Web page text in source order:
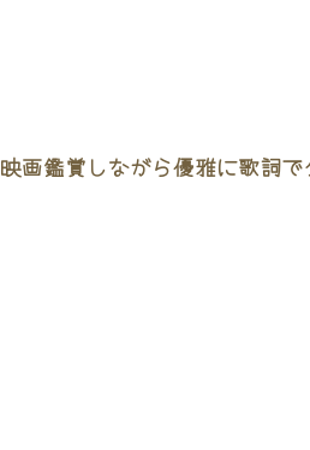
映画鑑賞しながら優雅に歌詞